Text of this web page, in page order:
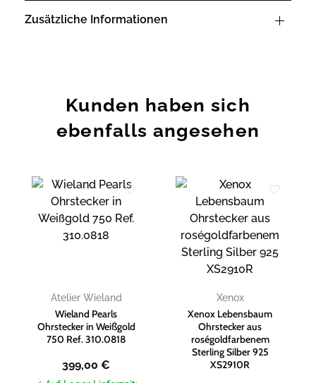
Zusätzliche Informationen
Kunden haben sich
ebenfalls angesehen
Zur
Wunschliste
hinzufügen
Atelier Wieland
Wieland Pearls
Ohrstecker in Weißgold
750 Ref. 310.0818
399,00 €
Wunschliste
hinzufügen
Xenox
Xenox Lebensbaum
Ohrstecker aus
roségoldfarbenem
Sterling Silber 925
XS2910R